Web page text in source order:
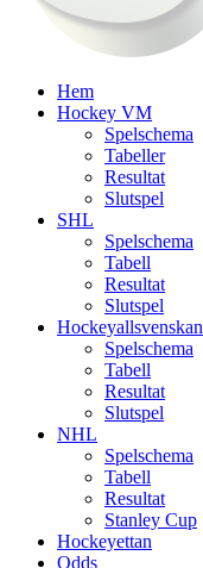
Hem
Hockey VM
Spelschema
Tabeller
Resultat
Slutspel
SHL
Spelschema
Tabell
Resultat
Slutspel
Hockeyallsvenskan
Spelschema
Tabell
Resultat
Slutspel
NHL
Spelschema
Tabell
Resultat
Stanley Cup
Hockeyettan
Odds